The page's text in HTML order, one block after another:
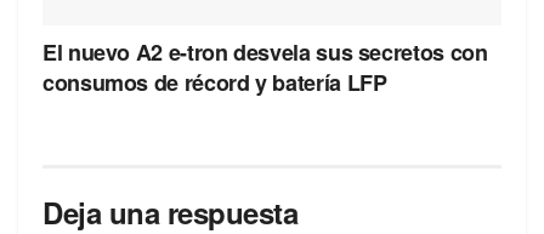
El nuevo A2 e-tron desvela sus secretos con
consumos de récord y batería LFP
Deja una respuesta